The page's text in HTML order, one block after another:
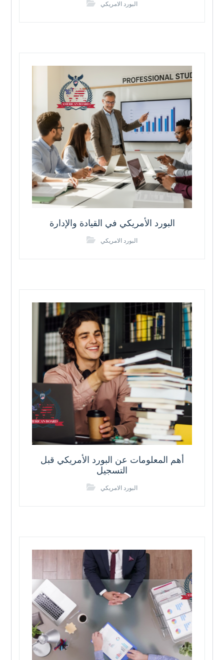
البورد الامريكي
البورد الأمريكي في القيادة والإدارة
البورد الامريكي
أهم المعلومات عن البورد الأمريكي قبل
التسجيل
البورد الامريكي